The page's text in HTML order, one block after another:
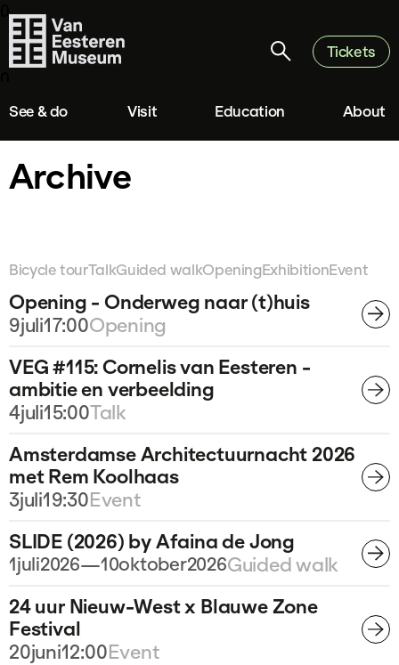
0
Tickets
See & do Visit Education About
Archive
Bicycle tourTalkGuided walkOpeningExhibitionEvent
Opening - Onderweg naar (t)huis
9juli17:00Opening
VEG #115: Cornelis van Eesteren -
ambitie en verbeelding
4juli15:00Talk
Amsterdamse Architectuurnacht 2026
met Rem Koolhaas
3juli19:30Event
SLIDE (2026) by Afaina de Jong
1juli2026—10oktober2026Guided walk
24 uur Nieuw-West x Blauwe Zone
Festival
20juni12:00Event